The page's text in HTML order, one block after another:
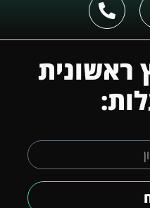
ראשונית